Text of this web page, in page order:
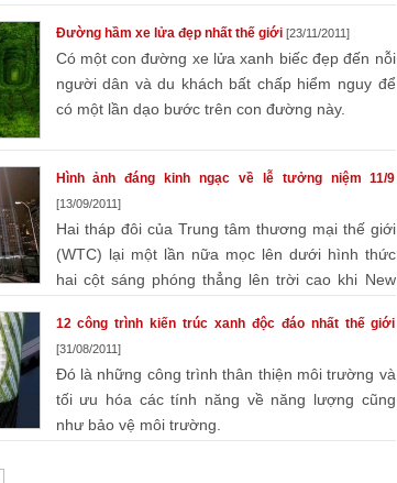
Đường hầm xe lửa đẹp nhất thế giới [23/11/2011]
Có một con đường xe lửa xanh biếc đẹp đến nỗi
người dân và du khách bất chấp hiểm nguy để
có một lần dạo bước trên con đường này.
Hình ảnh đáng kinh ngạc về lễ tưởng niệm 11/9
[13/09/2011]
Hai tháp đôi của Trung tâm thương mại thế giới
(WTC) lại một lần nữa mọc lên dưới hình thức
hai cột sáng phóng thẳng lên trời cao khi New
12 công trình kiến trúc xanh độc đáo nhất thế giới
[31/08/2011]
Đó là những công trình thân thiện môi trường và
tối ưu hóa các tính năng về năng lượng cũng
như bảo vệ môi trường.